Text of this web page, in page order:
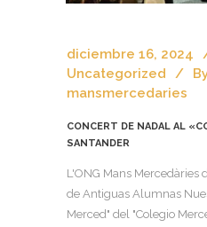
diciembre 16, 2024
Uncategorized
mansmercedaries
CONCERT DE NADAL AL
SANTANDER
L'ONG Mans Mercedàries
de Antiguas Alumnas
Merced" del "Colegio